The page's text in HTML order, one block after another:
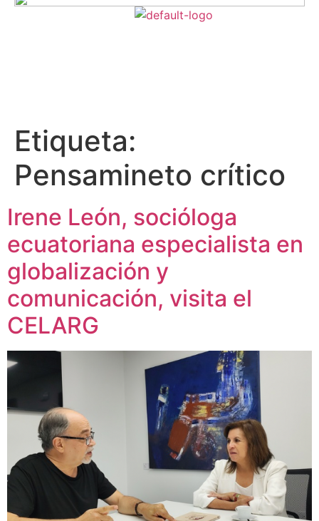
Etiqueta:
Pensamineto crítico
Irene León, socióloga
ecuatoriana especialista en
globalización y
comunicación, visita el
CELARG